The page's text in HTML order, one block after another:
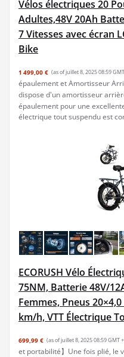
Vélos électriques 20
Adultes,48V 20Ah
7 Vitesses avec écran
Bike
1 499,00 € (as of juillet 8, 2025 08:59
épaulement et Amortisseur
dispose d'un amortisseur
épaulement pour une
électrique tout suspendu est
ECORUSH Vélo
75NM, Batterie 48V/
Femmes, Pneus
km/h, VTT Électrique
699,99 € (as of juillet 8, 2025 08:59 GMT
et portabilité】Une fois plié, le